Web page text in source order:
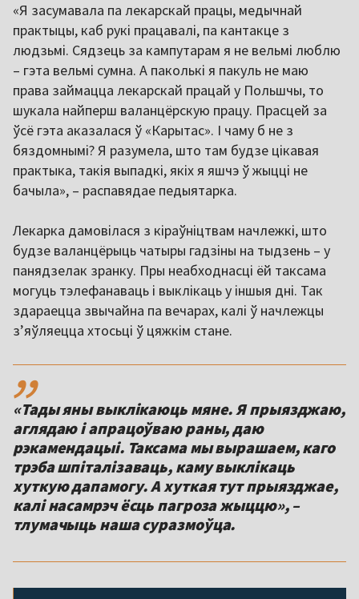
«Я засумавала па лекарскай працы, медычнай
практыцы, каб рукі працавалі, па кантакце з
людзьмі. Сядзець за кампутарам я не вельмі люблю
– гэта вельмі сумна. А паколькі я пакуль не маю
права займацца лекарскай працай у Польшчы, то
шукала найперш валанцёрскую працу. Прасцей за
ўсё гэта аказалася ў «Карытас». І чаму б не з
бяздомнымі? Я разумела, што там будзе цікавая
практыка, такія выпадкі, якіх я яшчэ ў жыцці не
бачыла», – распавядае педыятарка.
Лекарка дамовілася з кіраўніцтвам начлежкі, што
будзе валанцёрыць чатыры гадзіны на тыдзень – у
панядзелак зранку. Пры неабходнасці ёй таксама
могуць тэлефанаваць і выклікаць у іншыя дні. Так
здараецца звычайна па вечарах, калі ў начлежцы
з’яўляецца хтосьці ў цяжкім стане.
,,
«Тады яны выклікаюць мяне. Я прыязджаю,
аглядаю і апрацоўваю раны, даю
рэкамендацыі. Таксама мы вырашаем, каго
трэба шпіталізаваць, каму выклікаць
хуткую дапамогу. А хуткая тут прыязджае,
калі насамрэч ёсць пагроза жыццю», –
тлумачыць наша суразмоўца.